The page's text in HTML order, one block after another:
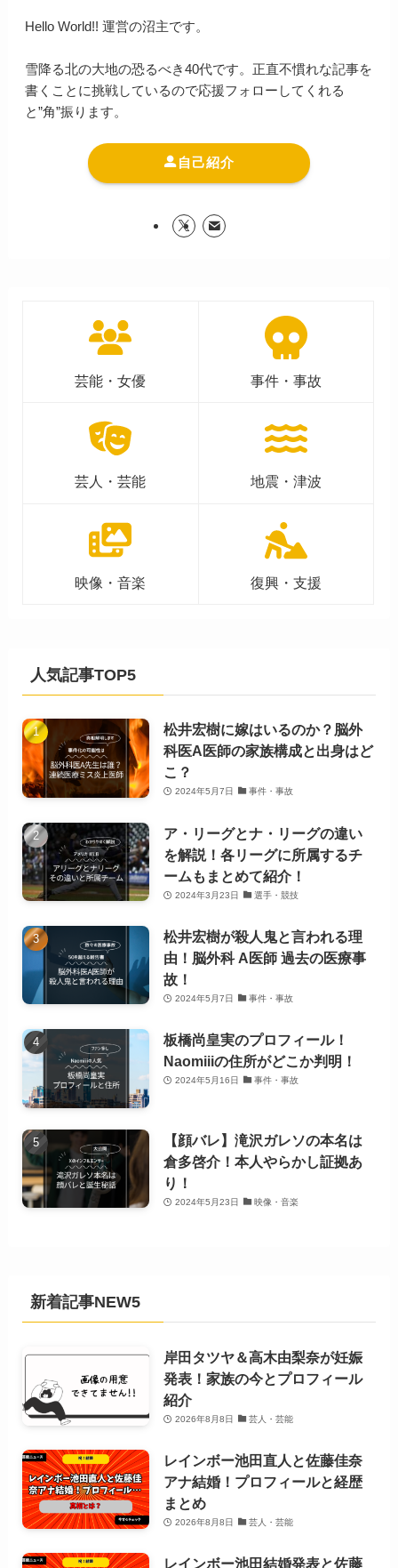
Hello World!! 運営の沼主です。
雪降る北の大地の恐るべき40代です。正直不慣れな記事を
書くことに挑戦しているので応援フォローしてくれる
と”角”振ります。
自己紹介
芸能・女優 事件・事故
芸人・芸能 地震・津波
映像・音楽 復興・支援
人気記事TOP5
松井宏樹に嫁はいるのか？脳外
科医A医師の家族構成と出身はど
こ？
2024年5月7日 事件・事故
ア・リーグとナ・リーグの違い
を解説！各リーグに所属するチ
ームもまとめて紹介！
2024年3月23日 選手・競技
松井宏樹が殺人鬼と言われる理
由！脳外科 A医師 過去の医療事
故！
2024年5月7日 事件・事故
板橋尚皇実のプロフィール！
Naomiiiの住所がどこか判明！
2024年5月16日 事件・事故
【顔バレ】滝沢ガレソの本名は
倉多啓介！本人やらかし証拠あ
り！
2024年5月23日 映像・音楽
新着記事NEW5
岸田タツヤ＆高木由梨奈が妊娠
発表！家族の今とプロフィール
紹介
2026年8月8日 芸人・芸能
レインボー池田直人と佐藤佳奈
アナ結婚！プロフィールと経歴
まとめ
2026年8月8日 芸人・芸能
レインボー池田結婚発表と佐藤